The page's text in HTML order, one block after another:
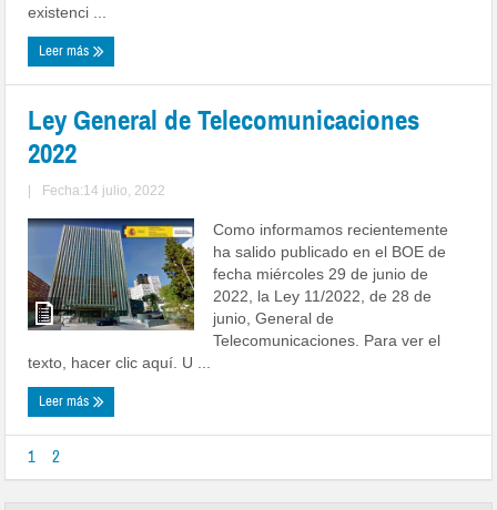
existenci ...
Leer más
Ley General de Telecomunicaciones
2022
| Fecha:14 julio, 2022
Como informamos recientemente
ha salido publicado en el BOE de
fecha miércoles 29 de junio de
2022, la Ley 11/2022, de 28 de
junio, General de
Telecomunicaciones. Para ver el
texto, hacer clic aquí. U ...
Leer más
1 2